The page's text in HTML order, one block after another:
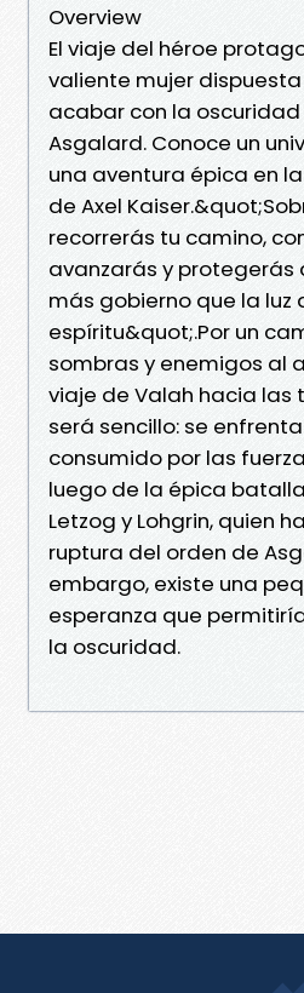
Overview
El viaje del héroe
valiente mujer
acabar con la
Asgalard. Conoce un
una aventura épica en
de Axel
recorrerás tu camino,
avanzarás y protegerás
más gobierno que la luz
espíritu&quot;.Por un
sombras y enemigos al
viaje de Valah hacia las
será sencillo: se
consumido por las
luego de la épica
Letzog y Lohgrin, quien
ruptura del orden de
embargo, existe una
esperanza que
la oscuridad.